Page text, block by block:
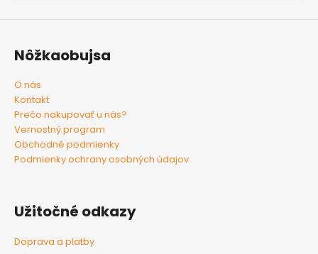
Nôžkaobujsa
O nás
Kontakt
Prečo nakupovať u nás?
Vernostný program
Obchodné podmienky
Podmienky ochrany osobných údajov
Užitočné odkazy
Doprava a platby